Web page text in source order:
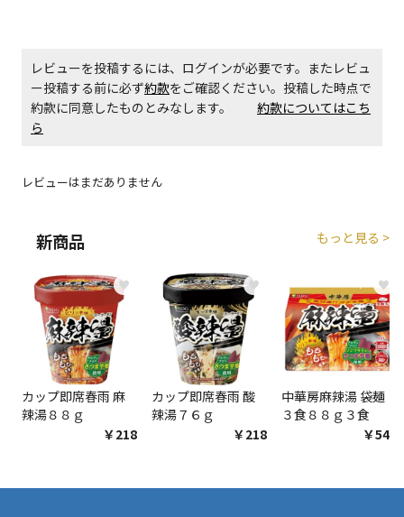
商品購入個数ごとに送料がかかる商品です
レビューを投稿するには、ログインが必要です。またレビュ
ー投稿する前に必ず約款をご確認ください。投稿した時点で
約款に同意したものとみなします。 約款についてはこち
ら
レビューはまだありません
新商品 もっと見る >
♥
カップ即席春雨 麻
辣湯８８ｇ
￥218
♥
カップ即席春雨 酸
辣湯７６ｇ
￥218
♥
中華房麻辣湯 袋麺
３食８８ｇ３食
￥548